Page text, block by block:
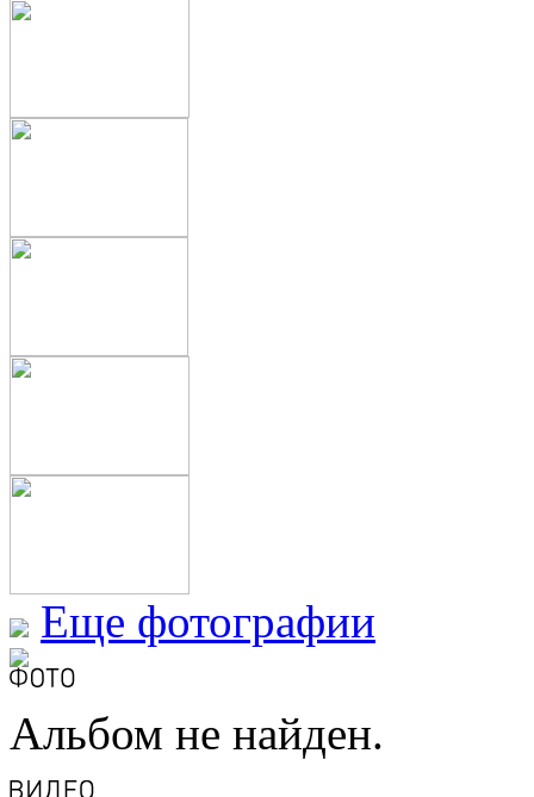
Еще фотографии
Альбом не найден.